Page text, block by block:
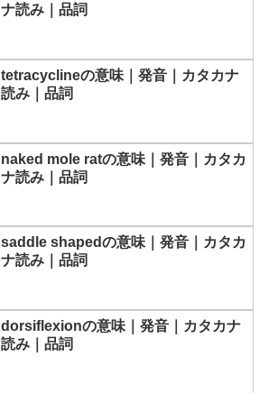
ナ読み｜品詞
tetracyclineの意味｜発音｜カタカナ
読み｜品詞
naked mole ratの意味｜発音｜カタカ
ナ読み｜品詞
saddle shapedの意味｜発音｜カタカ
ナ読み｜品詞
dorsiflexionの意味｜発音｜カタカナ
読み｜品詞